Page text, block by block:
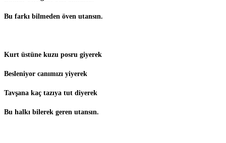
Bu farkı bilmeden öven utansın.
Kurt üstüne kuzu posru giyerek
Besleniyor canımızı yiyerek
Tavşana kaç tazıya tut diyerek
Bu halkı bilerek geren utansın.